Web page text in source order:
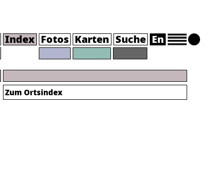
Index Fotos Karten Suche En
Zum Ortsindex